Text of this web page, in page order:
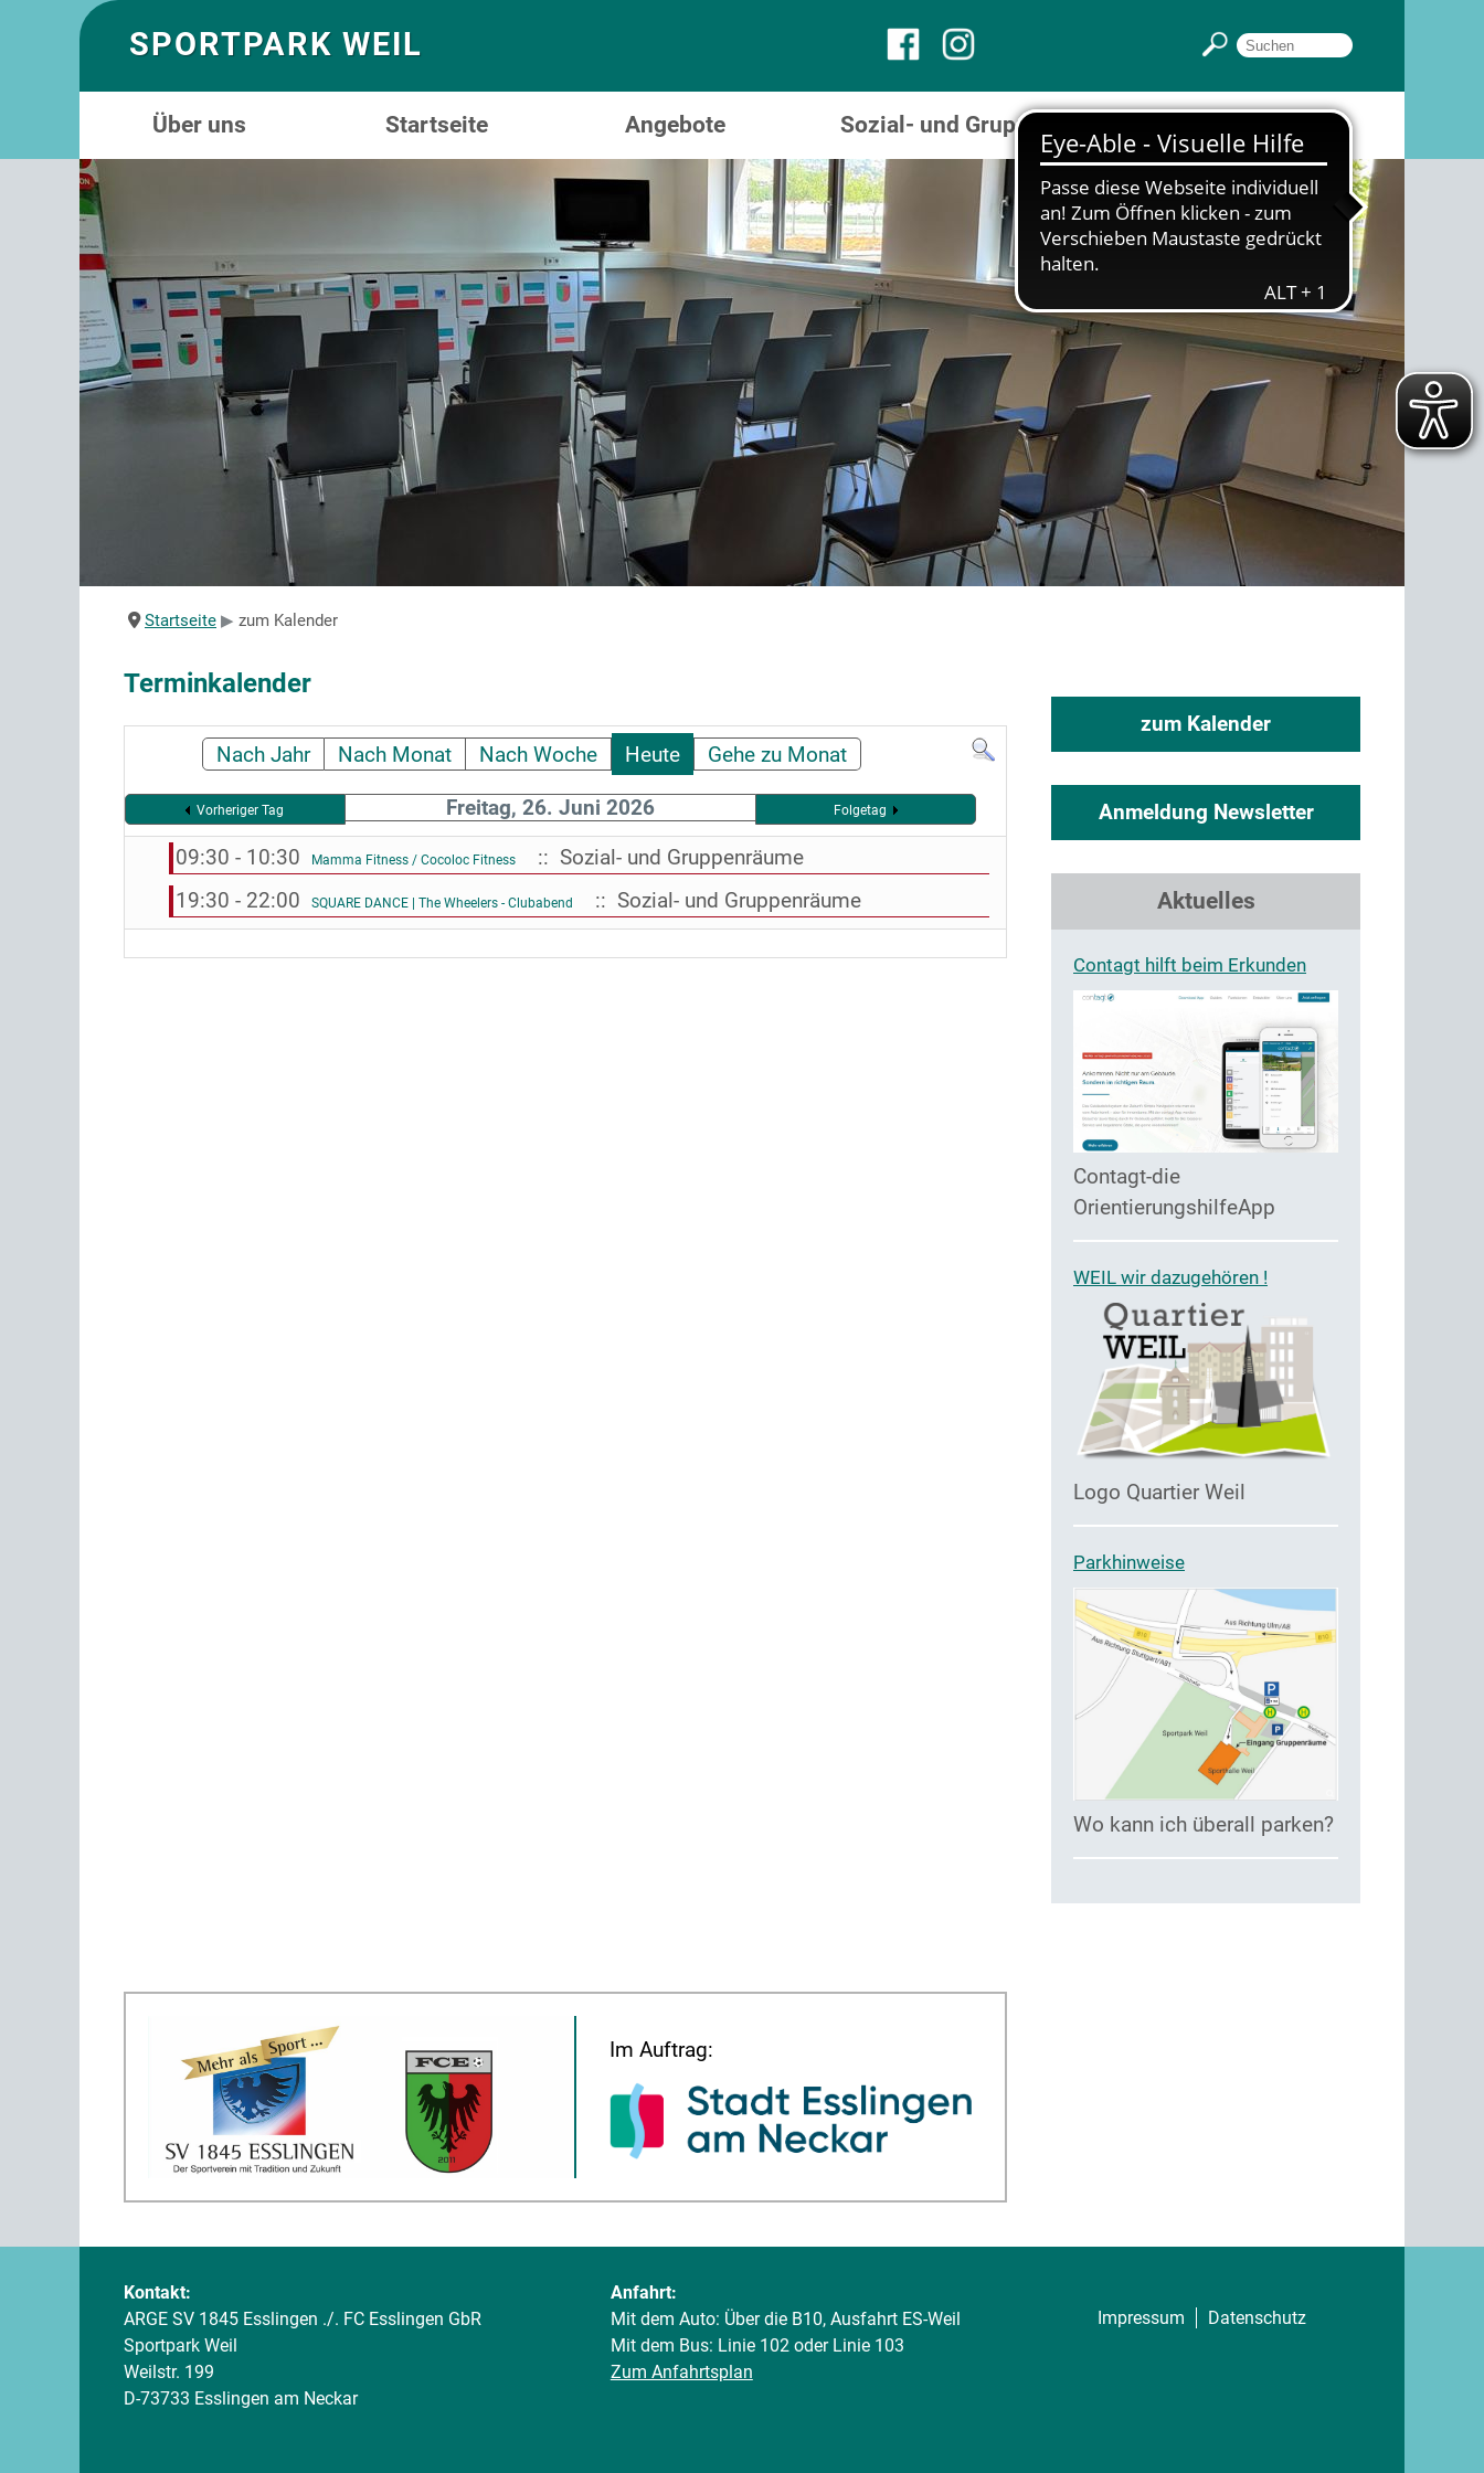
SPORTPARK WEIL
Über uns Startseite Angebote Sozial- und Gruppenräume
Startseite zum Kalender
Terminkalender
Nach Jahr Nach Monat Nach Woche Heute Gehe zu Monat
Vorheriger Tag Freitag, 26. Juni 2026 Folgetag
09:30 - 10:30 Mamma Fitness / Cocoloc Fitness
:: Sozial- und Gruppenräume
19:30 - 22:00
SQUARE DANCE | The Wheelers - Clubabend :: Sozial- und Gruppenräume
zum Kalender
Anmeldung Newsletter
Aktuelles
Contagt hilft beim Erkunden
Contagt-die
OrientierungshilfeApp
WEIL wir dazugehören !
Logo Quartier Weil
Parkhinweise
Wo kann ich überall parken?
Im Auftrag:
Kontakt:
ARGE SV 1845 Esslingen ./. FC Esslingen GbR
Sportpark Weil
Weilstr. 199
D-73733 Esslingen am Neckar
Anfahrt:
Mit dem Auto: Über die B10, Ausfahrt ES-Weil
Mit dem Bus: Linie 102 oder Linie 103
Zum Anfahrtsplan
Impressum Datenschutz